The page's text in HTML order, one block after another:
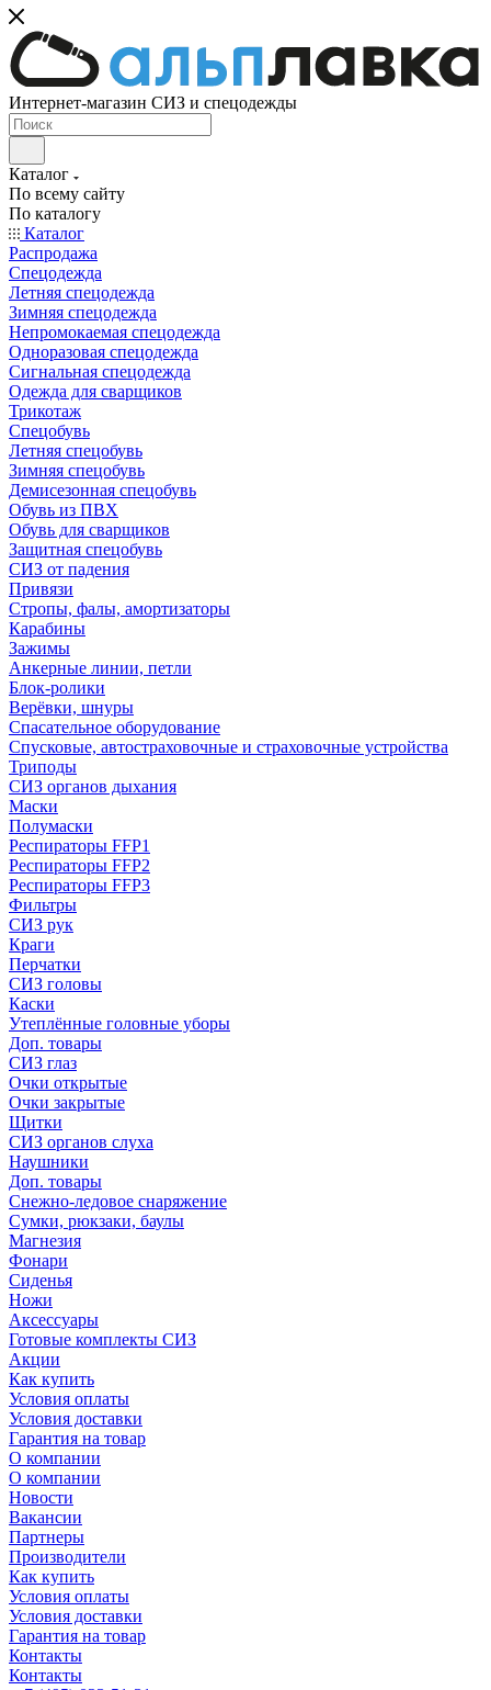
Интернет-магазин СИЗ и спецодежды
Каталог
По всему сайту
По каталогу
Каталог
Распродажа
Спецодежда
Летняя спецодежда
Зимняя спецодежда
Непромокаемая спецодежда
Одноразовая спецодежда
Сигнальная спецодежда
Одежда для сварщиков
Трикотаж
Спецобувь
Летняя спецобувь
Зимняя спецобувь
Демисезонная спецобувь
Обувь из ПВХ
Обувь для сварщиков
Защитная спецобувь
СИЗ от падения
Привязи
Стропы, фалы, амортизаторы
Карабины
Зажимы
Анкерные линии, петли
Блок-ролики
Верёвки, шнуры
Спасательное оборудование
Спусковые, автостраховочные и страховочные устройства
Триподы
СИЗ органов дыхания
Маски
Полумаски
Респираторы FFP1
Респираторы FFP2
Респираторы FFP3
Фильтры
СИЗ рук
Краги
Перчатки
СИЗ головы
Каски
Утеплённые головные уборы
Доп. товары
СИЗ глаз
Очки открытые
Очки закрытые
Щитки
СИЗ органов слуха
Наушники
Доп. товары
Снежно-ледовое снаряжение
Сумки, рюкзаки, баулы
Магнезия
Фонари
Сиденья
Ножи
Аксессуары
Готовые комплекты СИЗ
Акции
Как купить
Условия оплаты
Условия доставки
Гарантия на товар
О компании
О компании
Новости
Вакансии
Партнеры
Производители
Как купить
Условия оплаты
Условия доставки
Гарантия на товар
Контакты
Контакты